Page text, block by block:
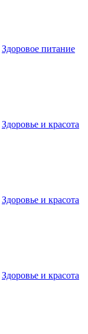
Здоровое питание
Здоровье и красота
Здоровье и красота
Здоровье и красота